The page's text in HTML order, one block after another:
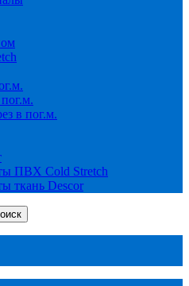
в пог.м.
ПВХ Cold Stretch
ткань Descor